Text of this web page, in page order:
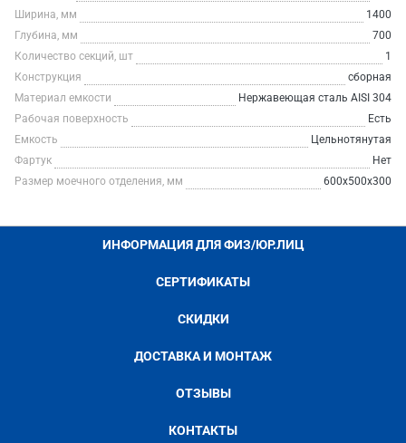
Ширина, мм
1400
Глубина, мм
700
Количество секций, шт
1
Конструкция
сборная
Материал емкости
Нержавеющая сталь AISI 304
Рабочая поверхность
Есть
Емкость
Цельнотянутая
Фартук
Нет
Размер моечного отделения, мм
600х500х300
ИНФОРМАЦИЯ ДЛЯ ФИЗ/ЮР.ЛИЦ
СЕРТИФИКАТЫ
СКИДКИ
ДОСТАВКА И МОНТАЖ
ОТЗЫВЫ
КОНТАКТЫ